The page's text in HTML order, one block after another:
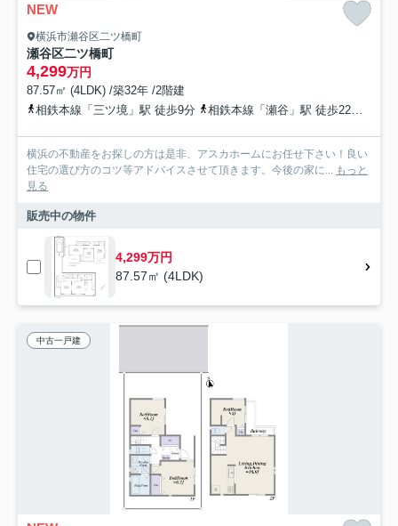
NEW
横浜市瀬谷区二ツ橋町
瀬谷区二ツ橋町
4,299万円
87.57㎡ (4LDK) /築32年 /2階建
相鉄本線「三ツ境」駅 徒歩9分
相鉄本線「瀬谷」駅 徒歩22分
横浜の不動産をお探しの方は是非、アスカホームにお任せ下さい！良い
住宅の選び方のコツ等アドバイスさせて頂きます。今後の家に... もっと
見る
販売中の物件
4,299万円
87.57㎡ (4LDK)
中古一戸建